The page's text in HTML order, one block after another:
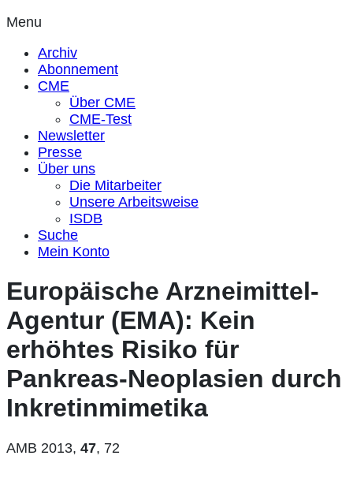
Menu
Archiv
Abonnement
CME
Über CME
CME-Test
Newsletter
Presse
Über uns
Die Mitarbeiter
Unsere Arbeitsweise
ISDB
Suche
Mein Konto
Europäische Arzneimittel-
Agentur (EMA): Kein
erhöhtes Risiko für
Pankreas-Neoplasien durch
Inkretinmimetika
AMB 2013, 47, 72